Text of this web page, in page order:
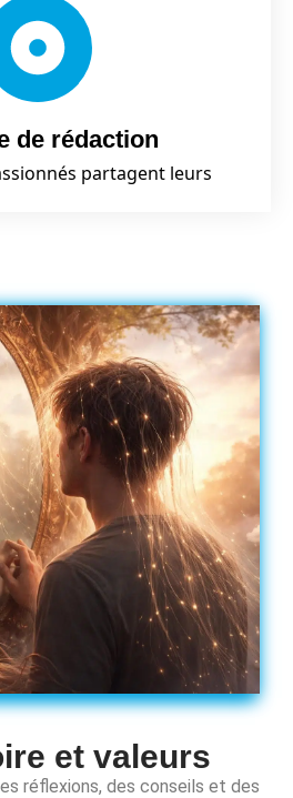
de rédaction
partagent leurs
et valeurs
réflexions, des conseils et des